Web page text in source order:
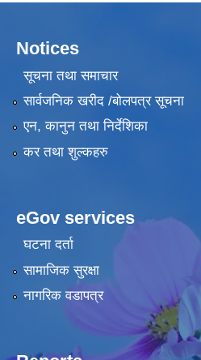
Notices
सूचना तथा समाचार
सार्वजनिक खरीद /बोलपत्र सूचना
एन, कानुन तथा निर्देशिका
कर तथा शुल्कहरु
eGov services
घटना दर्ता
सामाजिक सुरक्षा
नागरिक वडापत्र